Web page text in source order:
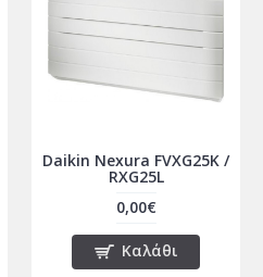
Daikin Nexura FVXG25K /
RXG25L
0,00€
Καλάθι